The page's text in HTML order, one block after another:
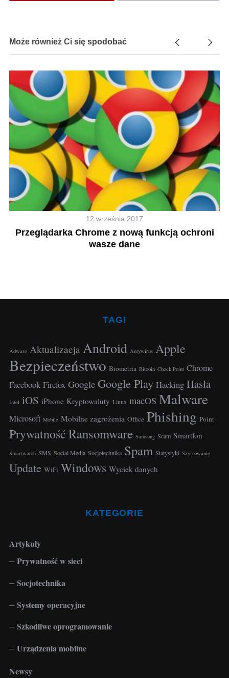
Może również Ci się spodobać
12 września 2017
Przeglądarka Chrome z nową funkcją ochroni
wasze dane
TAGI
Adware Aktualizacja Android Antywirus Apple
Bezpieczeństwo Biometria Bitcoin Check Point Chrome
Facebook Firefox Google Google Play Hacking Hasła
Intel iOS iPhone Kryptowaluty Linux macOS Malware
Microsoft Mobile Mobilne zagrożenia Office Phishing Point
PrywatnośćRansomware Samsung Scam Smartfon
Smartwatch SMS Social Media Socjotechnika Spam Statystyki Szyfrowanie
Update WiFi Windows Wyciek danych
KATEGORIE
Artykuły
Prywatność w sieci
Socjotechnika
Systemy operacyjne
Szkodliwe oprogramowanie
Urządzenia mobilne
Newsy